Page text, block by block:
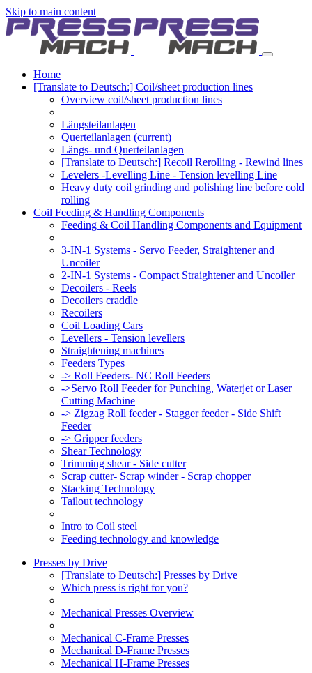
Skip to main content
Home
[Translate to Deutsch:] Coil/sheet production lines
Overview coil/sheet production lines
Längsteilanlagen
Querteilanlagen (current)
Längs- und Querteilanlagen
[Translate to Deutsch:] Recoil Rerolling - Rewind lines
Levelers -Levelling Line - Tension levelling Line
Heavy duty coil grinding and polishing line before cold
rolling
Coil Feeding & Handling Components
Feeding & Coil Handling Components and Equipment
3-IN-1 Systems - Servo Feeder, Straightener and
Uncoiler
2-IN-1 Systems - Compact Straightener and Uncoiler
Decoilers - Reels
Decoilers craddle
Recoilers
Coil Loading Cars
Levellers - Tension levellers
Straightening machines
Feeders Types
-> Roll Feeders- NC Roll Feeders
->Servo Roll Feeder for Punching, Waterjet or Laser
Cutting Machine
-> Zigzag Roll feeder - Stagger feeder - Side Shift
Feeder
-> Gripper feeders
Shear Technology
Trimming shear - Side cutter
Scrap cutter- Scrap winder - Scrap chopper
Stacking Technology
Tailout technology
Intro to Coil steel
Feeding technology and knowledge
Presses by Drive
[Translate to Deutsch:] Presses by Drive
Which press is right for you?
Mechanical Presses Overview
Mechanical C-Frame Presses
Mechanical D-Frame Presses
Mechanical H-Frame Presses